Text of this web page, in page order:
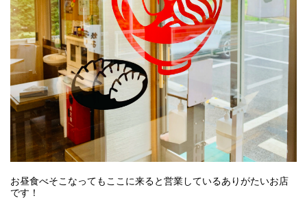
お昼食べそこなってもここに来ると営業しているありがたいお店
です！